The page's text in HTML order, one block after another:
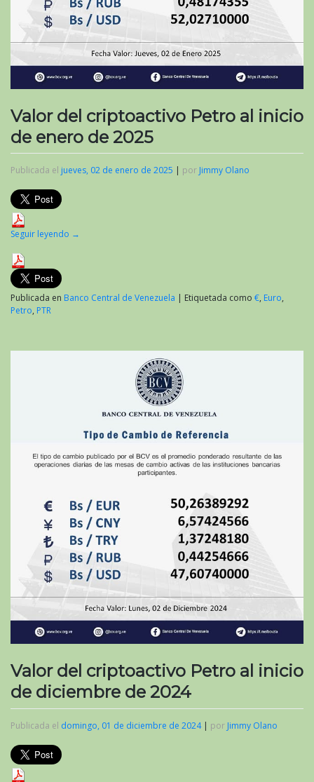
Valor del criptoactivo Petro al inicio
de enero de 2025
Publicada el jueves, 02 de enero de 2025 | por Jimmy Olano
Seguir leyendo →
Publicada en Banco Central de Venezuela | Etiquetada como €, Euro,
Petro, PTR
Valor del criptoactivo Petro al inicio
de diciembre de 2024
Publicada el domingo, 01 de diciembre de 2024| por Jimmy Olano